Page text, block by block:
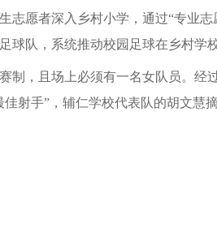
志愿者深入乡村小学，通过“专业
球队，系统推动校园足球在乡村学
制，且场上必须有一名女队员。
射手”，辅仁学校代表队的胡文慧